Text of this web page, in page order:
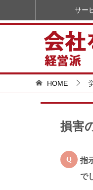
サー
HOME
損害
指
で